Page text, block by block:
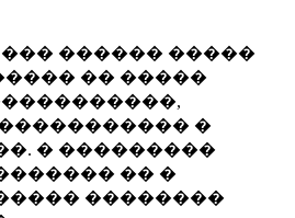
������ �����
�� �����
�
� ���������
�� �
��������